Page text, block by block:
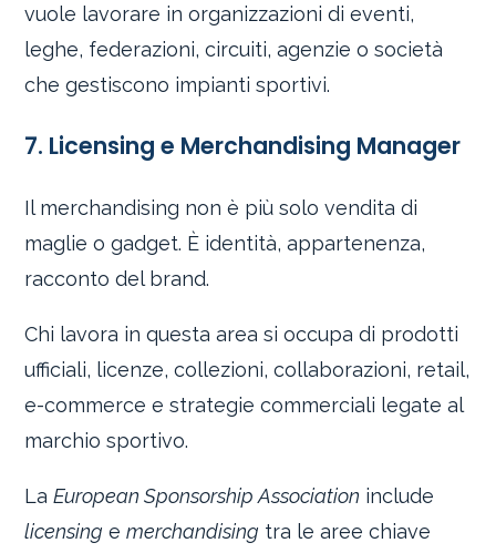
vuole lavorare in organizzazioni di eventi,
leghe, federazioni, circuiti, agenzie o società
che gestiscono impianti sportivi.
7. Licensing e Merchandising Manager
Il merchandising non è più solo vendita di
maglie o gadget. È identità, appartenenza,
racconto del brand.
Chi lavora in questa area si occupa di prodotti
ufficiali, licenze, collezioni, collaborazioni, retail,
e-commerce e strategie commerciali legate al
marchio sportivo.
LaEuropean Sponsorship Association include
licensing emerchandising tra le aree chiave